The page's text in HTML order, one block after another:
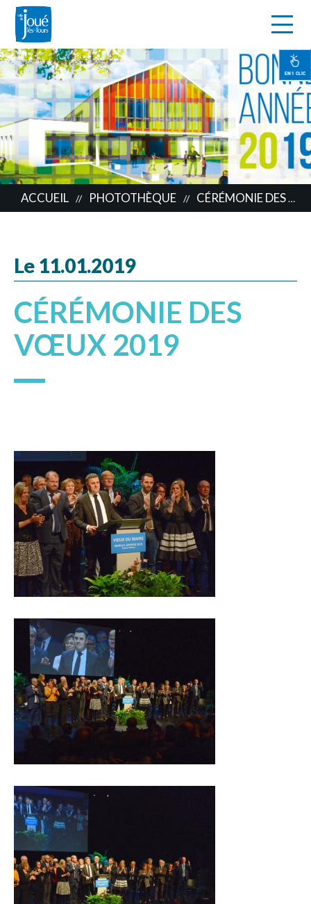
Aller
au
contenu
principal
EN 1 CLIC
ACCUEIL // PHOTOTHÈQUE // CÉRÉMONIE DES VŒUX
Le 11.01.2019
CÉRÉMONIE DES
VŒUX 2019